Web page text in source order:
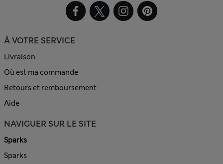
À VOTRE SERVICE
Livraison
Où est ma commande
Retours et remboursement
Aide
NAVIGUER SUR LE SITE
Sparks
Sparks